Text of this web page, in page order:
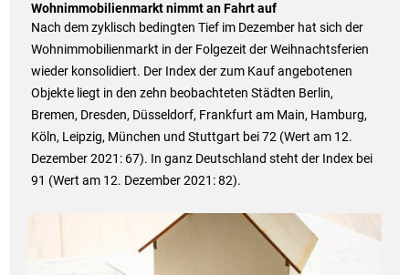
Wohnimmobilienmarkt nimmt an Fahrt auf
Nach dem zyklisch bedingten Tief im Dezember hat sich der
Wohnimmobilienmarkt in der Folgezeit der Weihnachtsferien
wieder konsolidiert. Der Index der zum Kauf angebotenen
Objekte liegt in den zehn beobachteten Städten Berlin,
Bremen, Dresden, Düsseldorf, Frankfurt am Main, Hamburg,
Köln, Leipzig, München und Stuttgart bei 72 (Wert am 12.
Dezember 2021: 67). In ganz Deutschland steht der Index bei
91 (Wert am 12. Dezember 2021: 82).